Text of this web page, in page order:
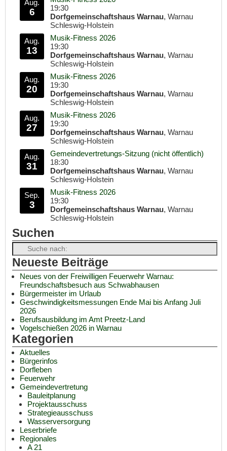
Aug.
6
19:30
Dorfgemeinschaftshaus Warnau, Warnau
Schleswig-Holstein
Aug.
13
Musik-Fitness 2026
19:30
Dorfgemeinschaftshaus Warnau, Warnau
Schleswig-Holstein
Aug.
20
Musik-Fitness 2026
19:30
Dorfgemeinschaftshaus Warnau, Warnau
Schleswig-Holstein
Aug.
27
Musik-Fitness 2026
19:30
Dorfgemeinschaftshaus Warnau, Warnau
Schleswig-Holstein
Aug.
31
Gemeindevertretungs-Sitzung (nicht öffentlich)
18:30
Dorfgemeinschaftshaus Warnau, Warnau
Schleswig-Holstein
Sep.
3
Musik-Fitness 2026
19:30
Dorfgemeinschaftshaus Warnau, Warnau
Schleswig-Holstein
Suchen
Neueste Beiträge
Neues von der Freiwilligen Feuerwehr Warnau:
Freundschaftsbesuch aus Schwabhausen
Bürgermeister im Urlaub
Geschwindigkeitsmessungen Ende Mai bis Anfang Juli
2026
Berufsausbildung im Amt Preetz-Land
Vogelschießen 2026 in Warnau
Kategorien
Aktuelles
Bürgerinfos
Dorfleben
Feuerwehr
Gemeindevertretung
Bauleitplanung
Projektausschuss
Strategieausschuss
Wasserversorgung
Leserbriefe
Regionales
A 21